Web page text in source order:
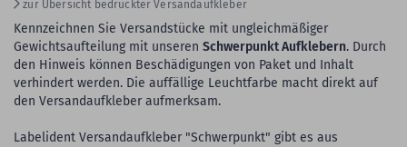
zur Übersicht bedruckter Versandaufkleber
Kennzeichnen Sie Versandstücke mit ungleichmäßiger
Gewichtsaufteilung mit unseren Schwerpunkt Aufklebern. Durch
den Hinweis können Beschädigungen von Paket und Inhalt
verhindert werden. Die auffällige Leuchtfarbe macht direkt auf
den Versandaufkleber aufmerksam.
Labelident Versandaufkleber "Schwerpunkt" gibt es aus